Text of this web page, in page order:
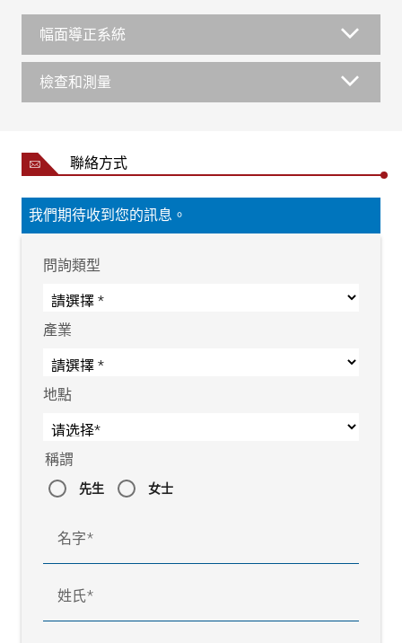
幅面導正系統
檢查和測量
聯絡方式
我們期待收到您的訊息。
問詢類型
產業
地點
稱謂
先生 女士
名字
姓氏